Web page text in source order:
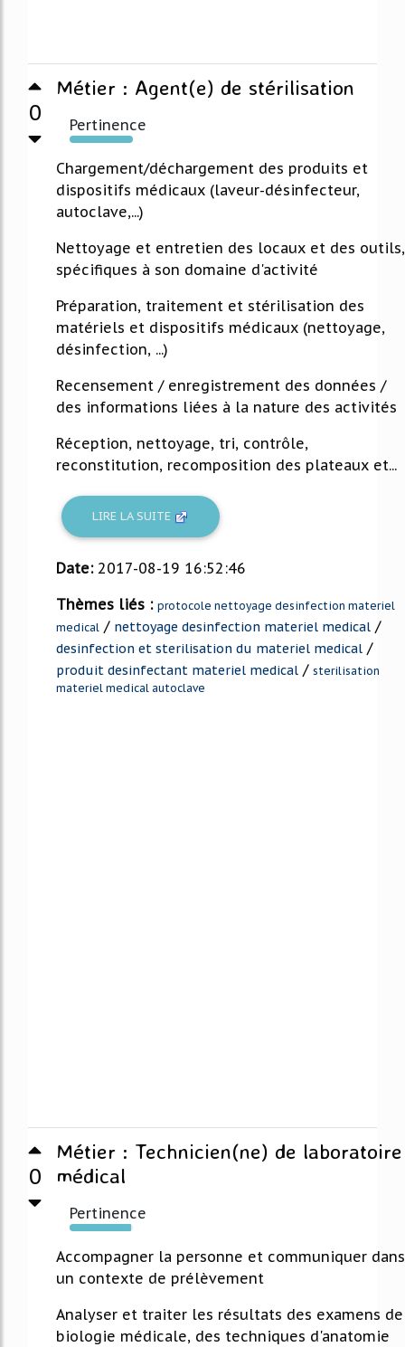
0
Métier : Agent(e) de stérilisation
Pertinence
276%
Chargement/déchargement des produits et
dispositifs médicaux (laveur-désinfecteur,
autoclave,...)
Nettoyage et entretien des locaux et des outils,
spécifiques à son domaine d'activité
Préparation, traitement et stérilisation des
matériels et dispositifs médicaux (nettoyage,
désinfection, ...)
Recensement / enregistrement des données /
des informations liées à la nature des activités
Réception, nettoyage, tri, contrôle,
reconstitution, recomposition des plateaux et...
LIRE LA SUITE
Date: 2017-08-19 16:52:46
Thèmes liés : protocole nettoyage desinfection materiel
medical / nettoyage desinfection materiel medical /
desinfection et sterilisation du materiel medical /
produit desinfectant materiel medical / sterilisation
materiel medical autoclave
0
Métier : Technicien(ne) de laboratoire
médical
Pertinence
97%
Accompagner la personne et communiquer dans
un contexte de prélèvement
Analyser et traiter les résultats des examens de
biologie médicale, des techniques d'anatomie